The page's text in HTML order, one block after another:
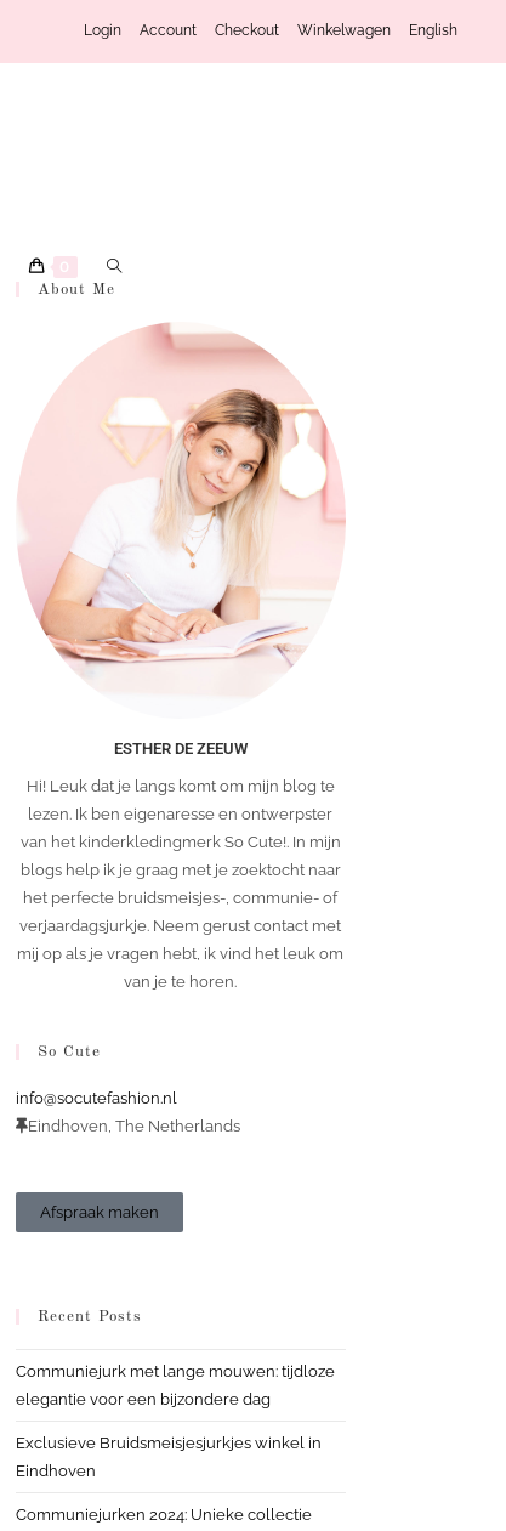
Login Account Checkout Winkelwagen English
0
About Me
ESTHER DE ZEEUW
Hi! Leuk dat je langs komt om mijn blog te
lezen. Ik ben eigenaresse en ontwerpster
van het kinderkledingmerk So Cute!. In mijn
blogs help ik je graag met je zoektocht naar
het perfecte bruidsmeisjes-, communie- of
verjaardagsjurkje. Neem gerust contact met
mij op als je vragen hebt, ik vind het leuk om
van je te horen.
So Cute
info@socutefashion.nl
Eindhoven, The Netherlands
Afspraak maken
Recent Posts
Communiejurk met lange mouwen: tijdloze
elegantie voor een bijzondere dag
Exclusieve Bruidsmeisjesjurkjes winkel in
Eindhoven
Communiejurken 2024: Unieke collectie